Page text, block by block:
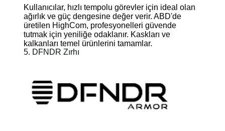
Kullanıcılar, hızlı tempolu görevler için ideal olan
ağırlık ve güç dengesine değer verir. ABD'de
üretilen HighCom, profesyonelleri güvende
tutmak için yeniliğe odaklanır. Kaskları ve
kalkanları temel ürünlerini tamamlar.
5. DFNDR Zırhı